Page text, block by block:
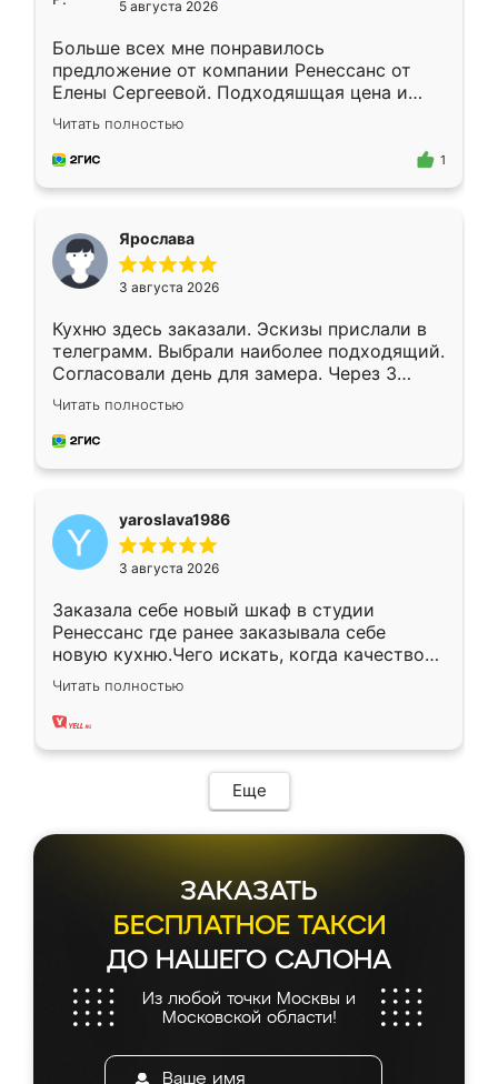
5 августа 2026
Больше всех мне понравилось
предложение от компании Ренессанс от
Елены Сергеевой. Подходяшщая цена и
короткие сроки изготовления. Приехавший
для замера сотрудник Владислав
предложил по моему эскизу самый
Читать полностью
1
Ярослава
3 августа 2026
Кухню здесь заказали. Эскизы прислали в
телеграмм. Выбрали наиболее подходящий.
Согласовали день для замера. Через 3
недели кухня была уже готова. Остались
довольны работой. Спасибо Ренессанс
мебель за качественную работу!
Читать полностью
yaroslava1986
3 августа 2026
Заказала себе новый шкаф в студии
Ренессанс где ранее заказывала себе
новую кухню.Чего искать, когда качеством
вполне довольна. Служит кухня уже почти
два года, нареканий нет.
Читать полностью
Еще
ЗАКАЗАТЬ
БЕСПЛАТНОЕ ТАКСИ
ДО НАШЕГО САЛОНА
Из любой точки Москвы и
Московской области!